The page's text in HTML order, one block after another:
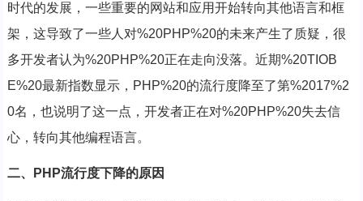
时代的发展，一些重要的网站和应用开始转向其他语言和框
架，这导致了一些人对%20PHP%20的未来产生了质疑，很
多开发者认为%20PHP%20正在走向没落。近期%20TIOB
E%20最新指数显示，PHP%20的流行度降至了第%2017%2
0名，也说明了这一点，开发者正在对%20PHP%20失去信
心，转向其他编程语言。
二、PHP流行度下降的原因